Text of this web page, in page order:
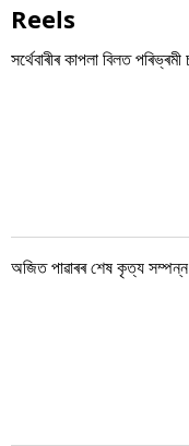
Reels
সৰ্থেবাৰীৰ কাপলা বিলত
অজিত পাৱাৰৰ শেষ কৃত্য সম্পন্ন